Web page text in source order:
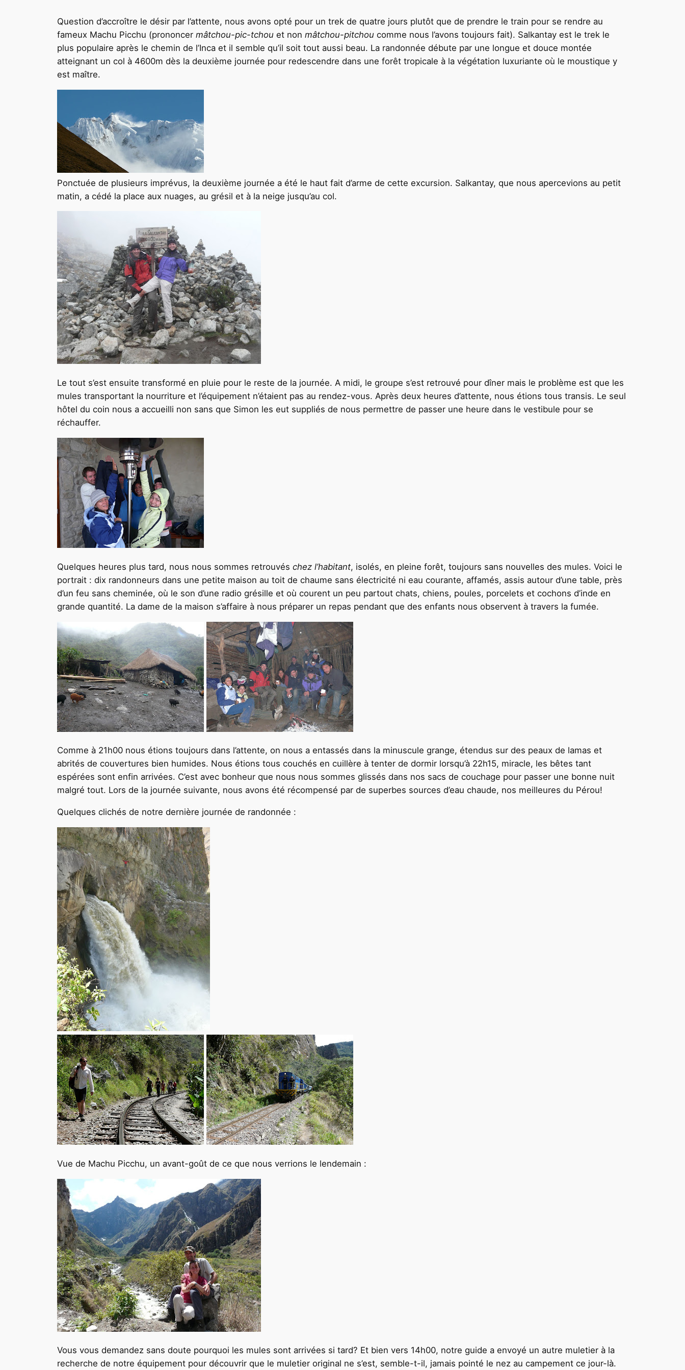
Question d’accroître le désir par l’attente, nous avons opté pour un trek de quatre jours plutôt que de prendre le train pour se rendre au
fameux Machu Picchu (prononcer mâtchou-pic-tchou et non mâtchou-pitchou comme nous l’avons toujours fait). Salkantay est le trek le
plus populaire après le chemin de l’Inca et il semble qu’il soit tout aussi beau. La randonnée débute par une longue et douce montée
atteignant un col à 4600m dès la deuxième journée pour redescendre dans une forêt tropicale à la végétation luxuriante où le moustique y
est maître.
Ponctuée de plusieurs imprévus, la deuxième journée a été le haut fait d’arme de cette excursion. Salkantay, que nous apercevions au petit
matin, a cédé la place aux nuages, au grésil et à la neige jusqu’au col.
Le tout s’est ensuite transformé en pluie pour le reste de la journée. A midi, le groupe s’est retrouvé pour dîner mais le problème est que les
mules transportant la nourriture et l’équipement n’étaient pas au rendez-vous. Après deux heures d’attente, nous étions tous transis. Le seul
hôtel du coin nous a accueilli non sans que Simon les eut suppliés de nous permettre de passer une heure dans le vestibule pour se
réchauffer.
Quelques heures plus tard, nous nous sommes retrouvés chez l’habitant, isolés, en pleine forêt, toujours sans nouvelles des mules. Voici le
portrait : dix randonneurs dans une petite maison au toit de chaume sans électricité ni eau courante, affamés, assis autour d’une table, près
d’un feu sans cheminée, où le son d’une radio grésille et où courent un peu partout chats, chiens, poules, porcelets et cochons d’inde en
grande quantité. La dame de la maison s’affaire à nous préparer un repas pendant que des enfants nous observent à travers la fumée.
Comme à 21h00 nous étions toujours dans l’attente, on nous a entassés dans la minuscule grange, étendus sur des peaux de lamas et
abrités de couvertures bien humides. Nous étions tous couchés en cuillère à tenter de dormir lorsqu’à 22h15, miracle, les bêtes tant
espérées sont enfin arrivées. C’est avec bonheur que nous nous sommes glissés dans nos sacs de couchage pour passer une bonne nuit
malgré tout. Lors de la journée suivante, nous avons été récompensé par de superbes sources d’eau chaude, nos meilleures du Pérou!
Quelques clichés de notre dernière journée de randonnée :
Vue de Machu Picchu, un avant-goût de ce que nous verrions le lendemain :
Vous vous demandez sans doute pourquoi les mules sont arrivées si tard? Et bien vers 14h00, notre guide a envoyé un autre muletier à la
recherche de notre équipement pour découvrir que le muletier original ne s’est, semble-t-il, jamais pointé le nez au campement ce jour-là.